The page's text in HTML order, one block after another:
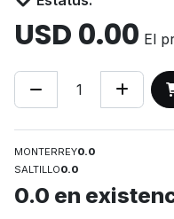
USD 0.00 El
MONTERREY0.0
SALTILLO0.0
0.0 en